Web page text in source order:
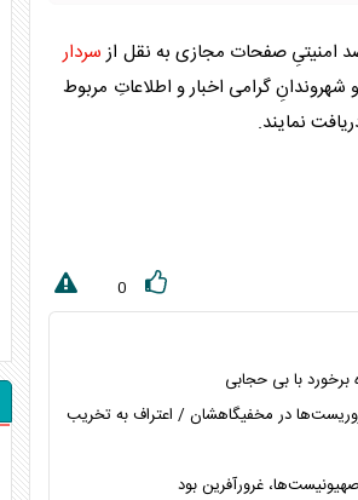
ضد امنیتیِ صفحات مجازی به نقل ازسردار
گرامی اخبار و اطلاعاتِ مربوط
0
برخورد با بی حجابی
در مخفیگاهشان / اعتراف به تخریب
غرورآفرین بود